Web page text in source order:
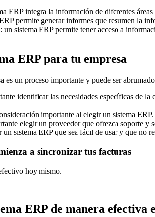
ERP integra la información de diferentes
permite generar informes que resumen la
sistema ERP permite tener acceso a
ERP para tu empresa
es un proceso importante y puede ser
identificar las necesidades específicas de
importante al elegir un sistema
elegir un proveedor que ofrezca soporte y
sistema ERP que sea fácil de usar y que no
a sincronizar tus facturas
hoy mismo.
ERP de manera efectiva